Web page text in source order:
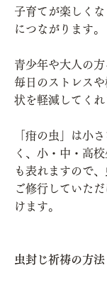
子育てが楽しく
につながります。
青少年や大人の方
毎日のストレス
状を軽減してくれ
「疳の虫」は小
く、小・中・高
も表れますので
ご修行していた
けます。
虫封じ祈祷の方法